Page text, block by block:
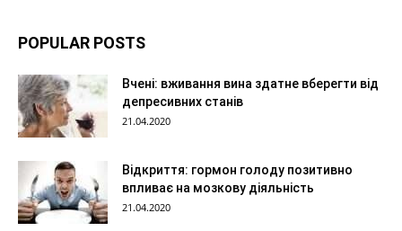
POPULAR POSTS
Вчені: вживання вина здатне вберегти від
депресивних станів
21.04.2020
Відкриття: гормон голоду позитивно
впливає на мозкову діяльність
21.04.2020